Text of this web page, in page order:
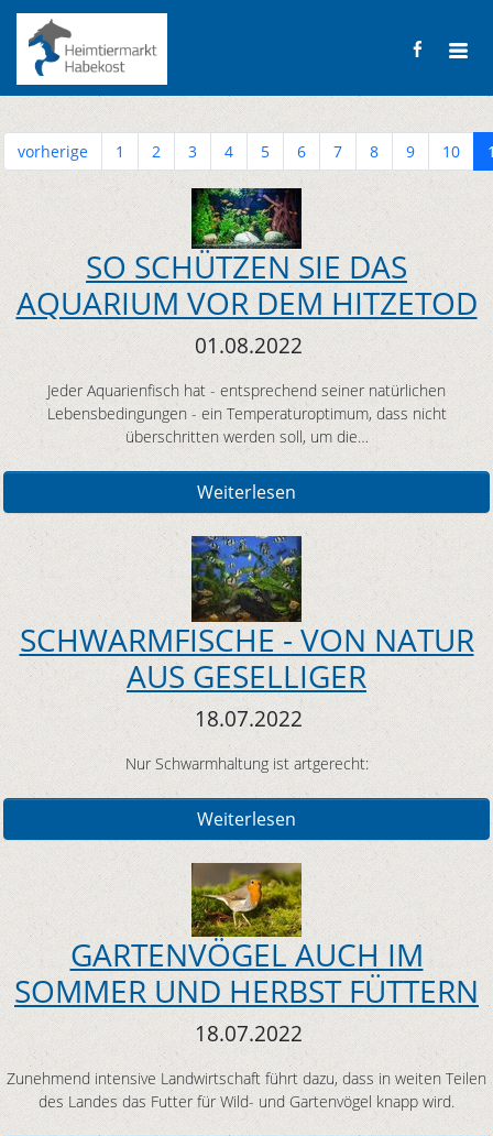
vorherige 1 2 3 4 5 6 7 8 9 10
SO SCHÜTZEN SIE DAS
AQUARIUM VOR DEM HITZETOD
01.08.2022
Jeder Aquarienfisch hat - entsprechend seiner natürlichen
Lebensbedingungen - ein Temperaturoptimum, dass nicht
überschritten werden soll, um die…
Weiterlesen
SCHWARMFISCHE - VON NATUR
AUS GESELLIGER
18.07.2022
Nur Schwarmhaltung ist artgerecht:
Weiterlesen
GARTENVÖGEL AUCH IM
SOMMER UND HERBST FÜTTERN
18.07.2022
Zunehmend intensive Landwirtschaft führt dazu, dass in weiten Teilen
des Landes das Futter für Wild- und Gartenvögel knapp wird.